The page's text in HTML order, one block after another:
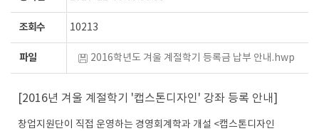
조회수 10213
파일 2016학년도 겨울 계절학기 등록금 납부 안내.hwp
[2016년 겨울 계절학기 '캡스톤디자인' 강좌 등록 안내]
창업지원단이 직접 운영하는 경영회계학과 개설 <캡스톤디자인